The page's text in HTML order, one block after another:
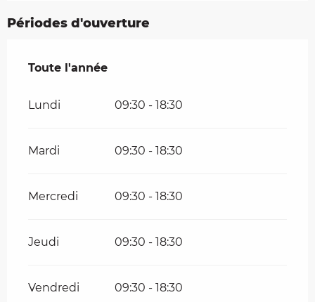
Périodes d'ouverture
Toute l'année
Toute l'année
Lundi 09:30 - 18:30
Mardi 09:30 - 18:30
Mercredi 09:30 - 18:30
Jeudi 09:30 - 18:30
Vendredi 09:30 - 18:30